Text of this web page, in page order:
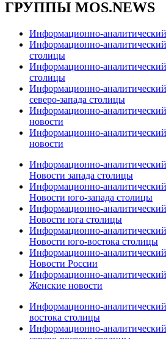
ГРУППЫ MOS.NEWS
Информационно-
Информационно-
столицы
Информационно-
столицы
Информационно-
северо-запада столицы
Информационно-
новости
Информационно-
новости
Информационно-
Новости запада столицы
Информационно-
Новости юго-запада столицы
Информационно-
Новости юга столицы
Информационно-
Новости юго-востока столицы
Информационно-
Новости России
Информационно-
Женские новости
Информационно-
востока столицы
Информационно-